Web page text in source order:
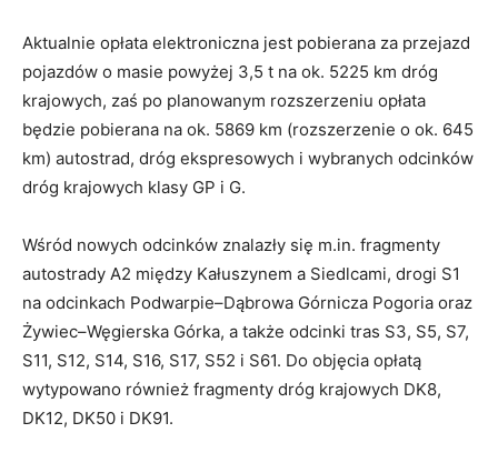
Aktualnie opłata elektroniczna jest pobierana za przejazd
pojazdów o masie powyżej 3,5 t na ok. 5225 km dróg
krajowych, zaś po planowanym rozszerzeniu opłata
będzie pobierana na ok. 5869 km (rozszerzenie o ok. 645
km) autostrad, dróg ekspresowych i wybranych odcinków
dróg krajowych klasy GP i G.
Wśród nowych odcinków znalazły się m.in. fragmenty
autostrady A2 między Kałuszynem a Siedlcami, drogi S1
na odcinkach Podwarpie–Dąbrowa Górnicza Pogoria oraz
Żywiec–Węgierska Górka, a także odcinki tras S3, S5, S7,
S11, S12, S14, S16, S17, S52 i S61. Do objęcia opłatą
wytypowano również fragmenty dróg krajowych DK8,
DK12, DK50 i DK91.